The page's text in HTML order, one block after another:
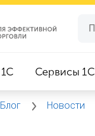
Сервисы 1C
Блог Новости